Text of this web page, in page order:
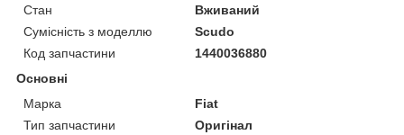
Стан
Вживаний
Сумісність з моделлю
Scudo
Код запчастини
1440036880
Основні
Марка
Fiat
Тип запчастини
Оригінал